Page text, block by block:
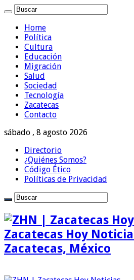
Home
Política
Cultura
Educación
Migración
Salud
Sociedad
Tecnología
Zacatecas
Contacto
sábado , 8 agosto 2026
Directorio
¿Quiénes Somos?
Código Ético
Políticas de Privacidad
Zacatecas Hoy
Zacatecas, México